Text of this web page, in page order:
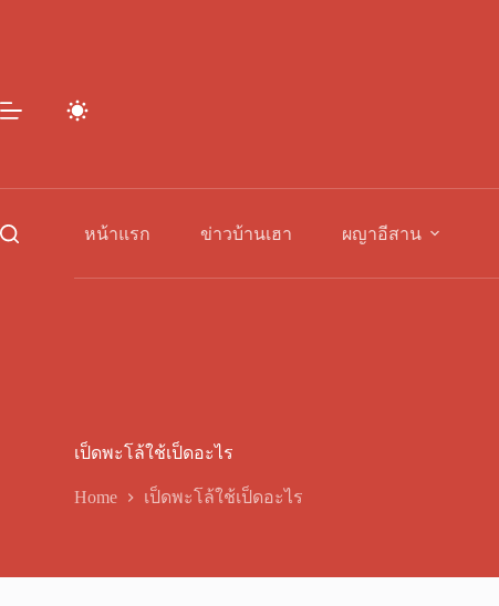
หน้าแรก ข่าวบ้านเฮา ผญาอีสาน
เป็ดพะโล้ใช้เป็ดอะไร
Home เป็ดพะโล้ใช้เป็ดอะไร